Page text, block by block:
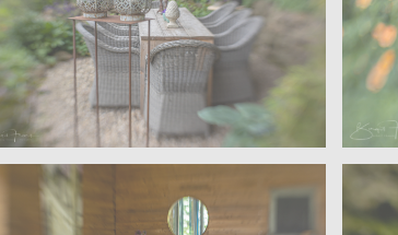
Offene Gärten – Wohngarten
Sanders – Velen